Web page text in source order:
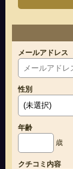
メールアドレス
性別
年齢
歳
クチコミ内容